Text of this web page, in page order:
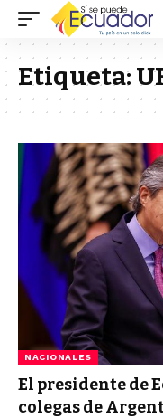
Etiqueta:
NACIONALES
El presidente de
colegas de